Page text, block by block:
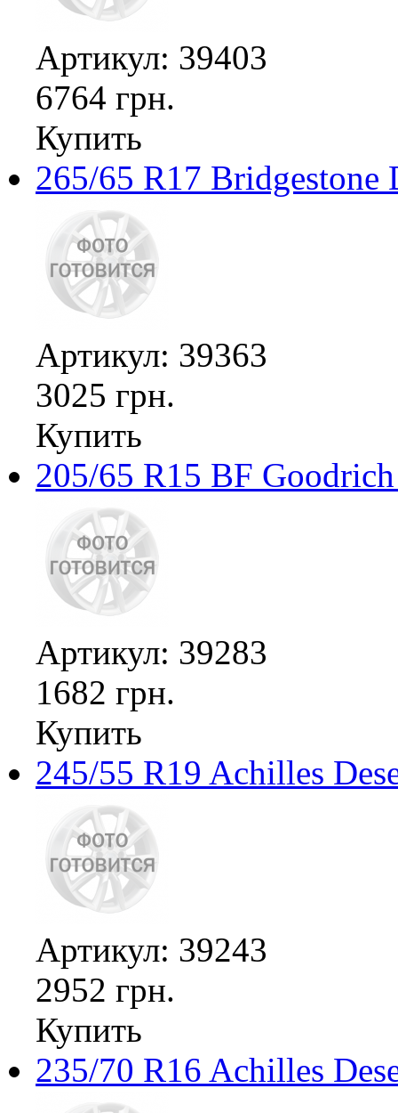
Артикул: 39403
6764 грн.
Купить
265/65 R17
Артикул: 39363
3025 грн.
Купить
205/65 R15 BF
Артикул: 39283
1682 грн.
Купить
245/55 R19 Achilles
Артикул: 39243
2952 грн.
Купить
235/70 R16 Achilles